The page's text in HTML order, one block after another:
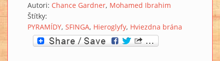
Autori: Chance Gardner Mohamed Ibrahim
Štítky:
PYRAMÍDY SFINGA Hieroglyfy Hviezdna brána